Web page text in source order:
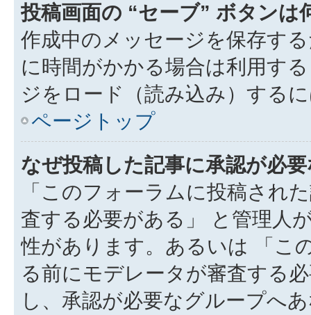
投稿画面の “セーブ” ボタンは
作成中のメッセージを保存す
に時間がかかる場合は利用す
ジをロード（読み込み）する
ページトップ
なぜ投稿した記事に承認が必
「このフォーラムに投稿され
査する必要がある」 と管理人
性があります。あるいは 「こ
る前にモデレータが審査する
し、承認が必要なグループへ